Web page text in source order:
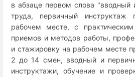
в абзаце первом слова "вводный
труда, первичный
рабочем месте, с
приемов и методов работы,
и стажировку на рабочем месте
2 до 14 смен, вводный и
инструктажи, обучение и